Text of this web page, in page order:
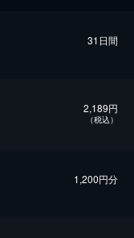
31日間
2,189円
（税込）
1,200円分